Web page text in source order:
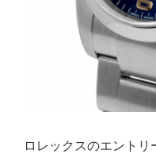
ロレックスのエント